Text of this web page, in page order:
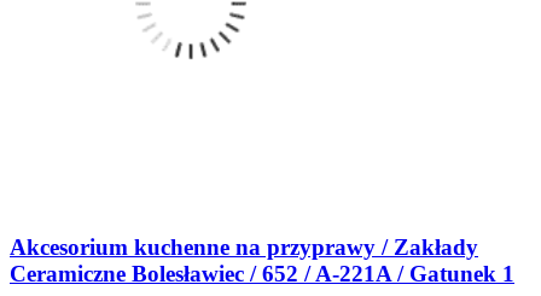
Akcesorium kuchenne na przyprawy / Zakłady
Ceramiczne Bolesławiec / 652 / A-221A / Gatunek 1